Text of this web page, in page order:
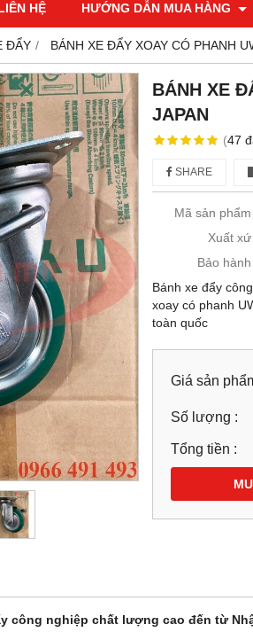
HỆ HƯỚNG DẪN MUA HÀNG
ĐẨY BÁNH XE ĐẨY XOAY CÓ PHANH
BÁNH XE
JAPAN
(47
SHARE
Mã sản phẩm
Xuất xứ
Bảo hành
Bánh xe đẩy
xoay có phanh
toàn quốc
Giá sản
Số lượng :
Tổng tiền :
công nghiệp chất lượng cao đến từ